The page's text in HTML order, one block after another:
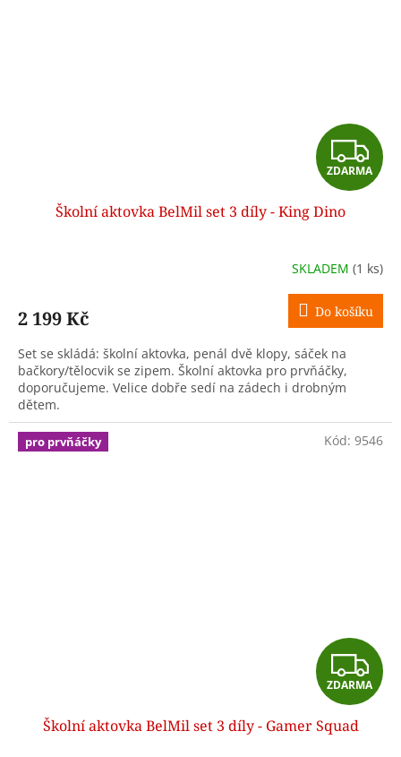
Z
D
R
M
A
ZDARMA
Školní aktovka BelMil set 3 díly - King Dino
SKLADEM (1 ks)
2 199 Kč Do košíku
Set se skládá: školní aktovka, penál dvě klopy, sáček na
bačkory/tělocvik se zipem. Školní aktovka pro prvňáčky,
doporučujeme. Velice dobře sedí na zádech i drobným
dětem.
pro prvňáčky
Z
D
ZDARMA
Školní aktovka BelMil set 3 díly - Gamer Squad
Kód: 9546